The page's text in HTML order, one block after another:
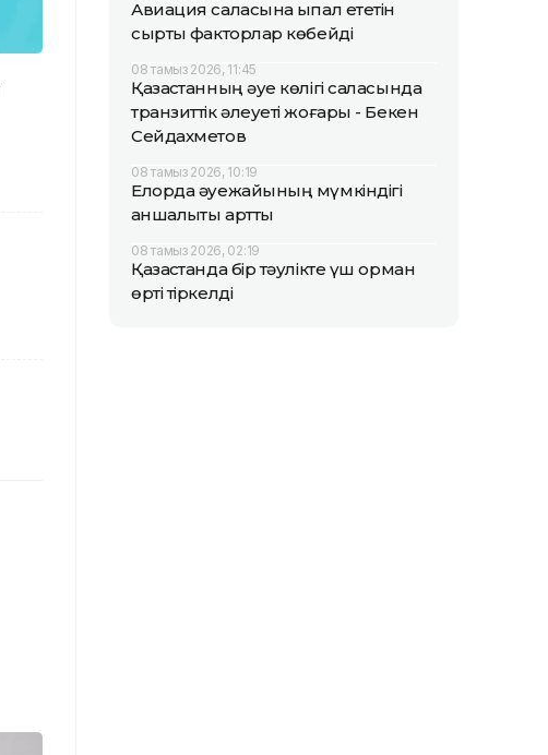
Авиация саласына ықпал ететін
сыртқы факторлар көбейді
08 тамыз 2026, 11:45
Қазақстанның әуе көлігі саласында
транзиттік әлеуеті жоғары - Бекен
Сейдахметов
08 тамыз 2026, 10:19
Елорда әуежайының мүмкіндігі
қаншалықты артты
08 тамыз 2026, 02:19
Қазақстанда бір тәулікте үш орман
өрті тіркелді